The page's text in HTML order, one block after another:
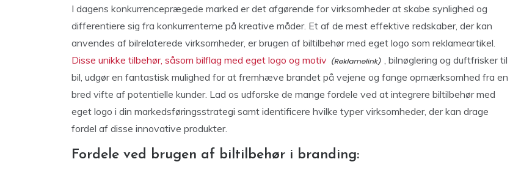
I dagens konkurrenceprægede marked er det afgørende for virksomheder at skabe synlighed og
differentiere sig fra konkurrenterne på kreative måder. Et af de mest effektive redskaber, der kan
anvendes af bilrelaterede virksomheder, er brugen af biltilbehør med eget logo som reklameartikel.
Disse unikke tilbehør, såsom bilflag med eget logo og motiv
, bilnøglering og duftfrisker til
bil, udgør en fantastisk mulighed for at fremhæve brandet på vejene og fange opmærksomhed fra en
bred vifte af potentielle kunder. Lad os udforske de mange fordele ved at integrere biltilbehør med
eget logo i din markedsføringsstrategi samt identificere hvilke typer virksomheder, der kan drage
fordel af disse innovative produkter.
Fordele ved brugen af biltilbehør i branding: